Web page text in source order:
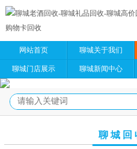
网站首页 聊城关于我们
聊城门店展示 聊城新闻中心
聊城回